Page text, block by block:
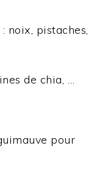
noix, pistaches,
de chia, …
pour